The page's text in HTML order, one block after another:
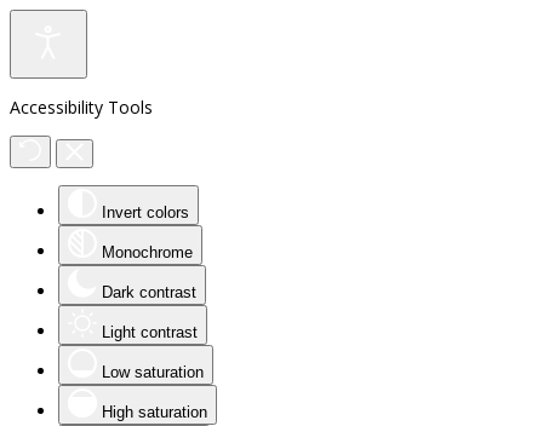
Accessibility Tools
Invert colors
Monochrome
Dark contrast
Light contrast
Low saturation
High saturation